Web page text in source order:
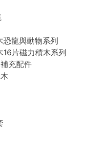
龍與動物系列
片磁力積木系列
充配件